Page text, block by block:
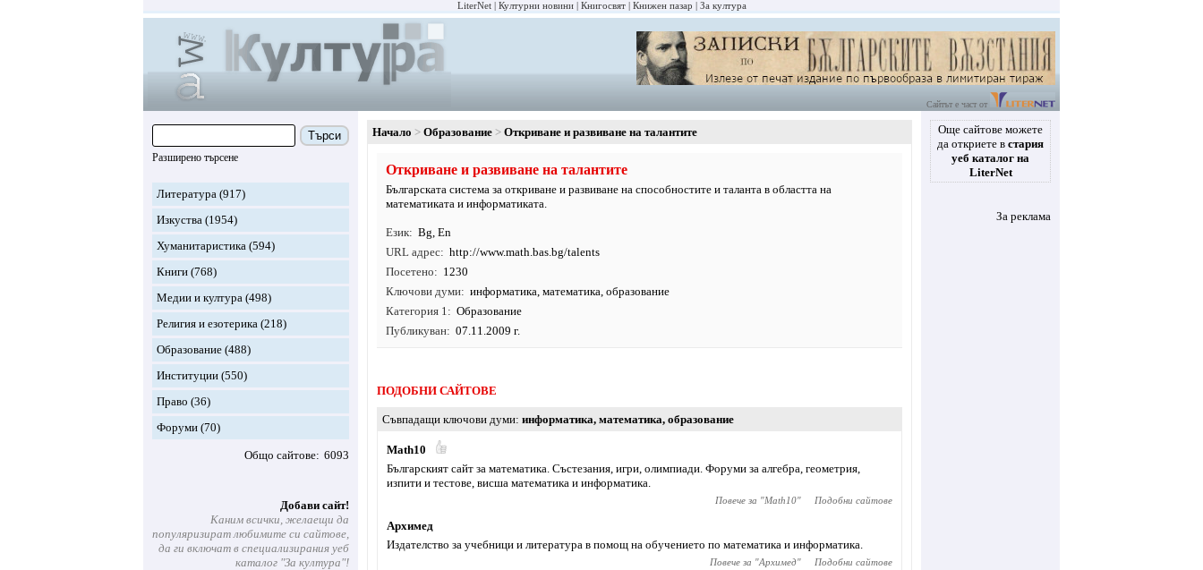
LiterNet Културни новини Книгосвят Книжен пазар За култура
Сайтът е част от
Търси
Разширено търсене
Литература (917)
Изкуства (1954)
Хуманитаристика (594)
Книги (768)
Медии и култура (498)
Религия и езотерика (218)
Образование (488)
Институции (550)
Право (36)
Форуми (70)
Общо сайтове 6093
Добави сайт!
Каним всички, желаещи да
популяризират любимите си сайтове,
да ги включат в специализирания уеб
каталог "За култура"!
Начало Образование Откриване и развиване на талантите
Откриване и развиване на талантите
Българската система за откриване и развиване на способностите и таланта в областта на
математиката и информатиката.
Език Bg, En
URL адрес
http://www.math.bas.bg/talents
Посетено
1230
Ключови думи
информатика, математика, образование
Категория 1
Образование
Публикуван
07.11.2009 г.
ПОДОБНИ САЙТОВЕ
Съвпадащи ключови думи информатика, математика, образование
Math10
Българският сайт за математика. Състезания, игри, олимпиади. Форуми за алгебра, геометрия,
изпити и тестове, висша математика и информатика.
Повече за "Math10" Подобни сайтове
Архимед
Издателство за учебници и литература в помощ на обучението по математика и информатика.
Повече за "Архимед" Подобни сайтове
Още сайтове можете
да откриете в стария
уеб каталог на
LiterNet
За реклама